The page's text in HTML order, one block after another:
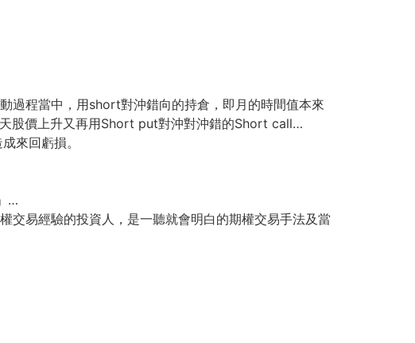
過程當中，用short對沖錯向的持倉，即月的時間值本來
股價上升又再用Short put對沖對沖錯的Short call…
來回虧損。
…
交易經驗的投資人，是一聽就會明白的期權交易手法及當